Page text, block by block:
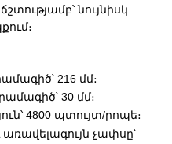
նույնիսկ
216 մմ։
30 մմ։
4800 պտույտ/րոպե։
առավելագույն չափսը՝